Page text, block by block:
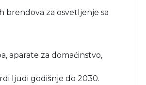
brendova za osvetljenje sa
aparate za domaćinstvo,
ljudi godišnje do 2030.